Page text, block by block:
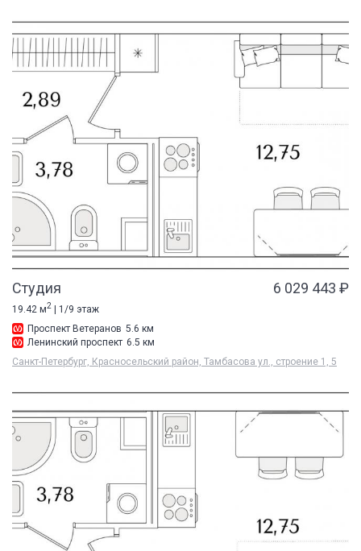
Студия 6 029 443 ₽
19.42 м2
| 1/9 этаж
Проспект Ветеранов 5.6 км
Ленинский проспект 6.5 км
Санкт-Петербург, Красносельский район, Тамбасова ул., строение 1, 5